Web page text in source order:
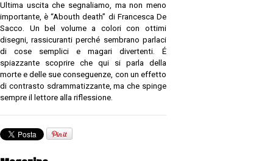
Ultima uscita che segnaliamo, ma non meno
importante, è “Abouth death” di Francesca De
Sacco. Un bel volume a colori con ottimi
disegni, rassicuranti perché sembrano parlaci
di cose semplici e magari divertenti. É
spiazzante scoprire che qui si parla della
morte e delle sue conseguenze, con un effetto
di contrasto sdrammatizzante, ma che spinge
sempre il lettore alla riflessione.